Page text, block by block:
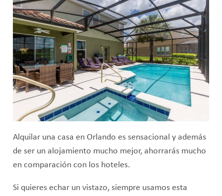
Alquilar una casa en Orlando es sensacional y además
de ser un alojamiento mucho mejor, ahorrarás mucho
en comparación con los hoteles.
Si quieres echar un vistazo, siempre usamos esta